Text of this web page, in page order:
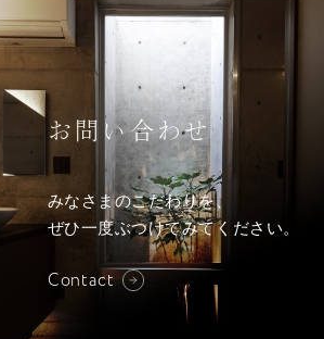
お問い合わせ
みなさまのこだわりを、
ぜひ一度ぶつけてみてください。
Contact